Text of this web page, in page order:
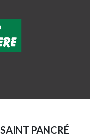
SAINT PANCRÉ